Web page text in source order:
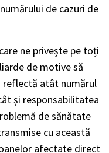
de cazuri de
ne privește pe toți
de motive să
atât numărul
și responsabilitatea
de sănătate
cu această
afectate direct